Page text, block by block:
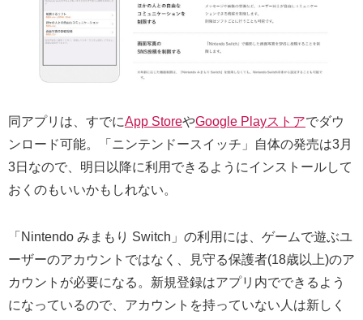
同アプリは、すでにApp StoreやGoogle Playストアでダウ
ンロード可能。「ニンテンドースイッチ」自体の発売は3月
3日なので、明日以降に利用できるようにインストールして
おくのもいいかもしれない。
「Nintendo みまもり Switch」の利用には、ゲームで遊ぶユ
ーザーのアカウントではなく、見守る保護者(18歳以上)のア
カウントが必要になる。新規登録はアプリ内でできるよう
になっているので、アカウントを持っていない人は新しく